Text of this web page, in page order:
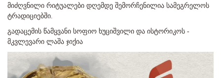
მიძღვნილი რიტუალები დღემდე შემორჩენილია სამეგრელოს
ტრადიციებში.
გადაცემის წამყვანი სოფიო ხუციშვილი და ისტორიკოს -
მკვლევარი ლაშა ჯიქია